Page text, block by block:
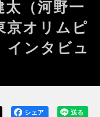
太（河野一
京オリムピ
インタビュ
送る
シェア